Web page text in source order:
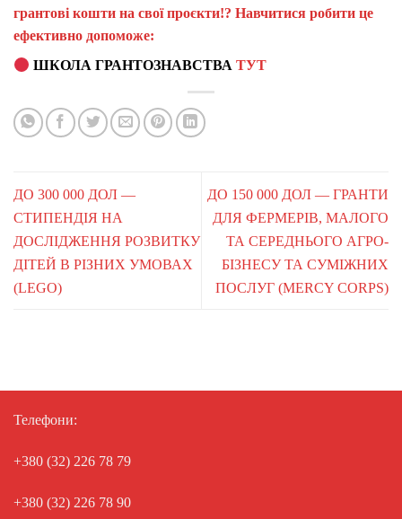
грантові кошти на свої проєкти!? Навчитися робити це
ефективно допоможе:
ШКОЛА ГРАНТОЗНАВСТВАТУТ
ДО 300 000 ДОЛ —
СТИПЕНДІЯ НА
ДОСЛІДЖЕННЯ РОЗВИТКУ
ДІТЕЙ В РІЗНИХ УМОВАХ
(LEGO)
ДО 150 000 ДОЛ — ГРАНТИ
ДЛЯ ФЕРМЕРІВ, МАЛОГО
ТА СЕРЕДНЬОГО АГРО-
БІЗНЕСУ ТА СУМІЖНИХ
ПОСЛУГ (MERCY CORPS)
Телефони:
+380 (32) 226 78 79
+380 (32) 226 78 90